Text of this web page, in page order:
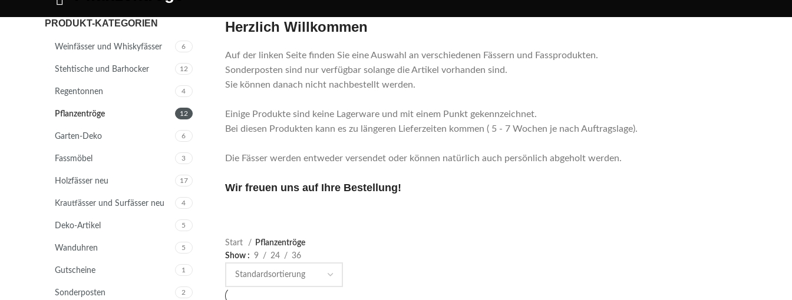
PRODUKT-KATEGORIEN
Weinfässer und Whiskyfässer 6
Stehtische und Barhocker 12
Regentonnen 4
Pflanzentröge 12
Garten-Deko 6
Fassmöbel 3
Holzfässer neu 17
Krautfässer und Surfässer neu 4
Deko-Artikel 5
Wanduhren 5
Gutscheine 1
Sonderposten 2
Herzlich Willkommen
Auf der linken Seite finden Sie eine Auswahl an verschiedenen Fässern und Fassprodukten.
Sonderposten sind nur verfügbar solange die Artikel vorhanden sind.
Sie können danach nicht nachbestellt werden.
Einige Produkte sind keine Lagerware und mit einem Punkt gekennzeichnet.
Bei diesen Produkten kann es zu längeren Lieferzeiten kommen ( 5 - 7 Wochen je nach Auftragslage).
Die Fässer werden entweder versendet oder können natürlich auch persönlich abgeholt werden.
Wir freuen uns auf Ihre Bestellung!
Start
Pflanzentröge
Show
9 24 36